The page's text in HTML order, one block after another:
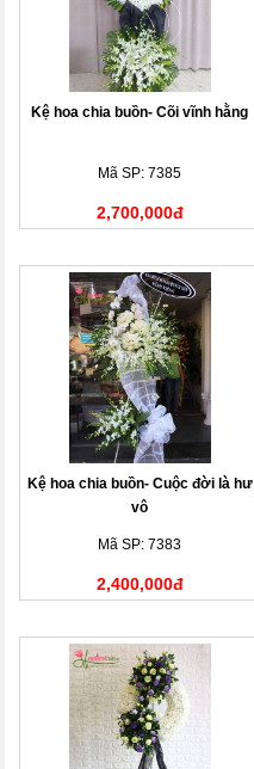
Kệ hoa chia buồn- Cõi vĩnh hằng
Mã SP: 7385
2,700,000đ
Kệ hoa chia buồn- Cuộc đời là hư
vô
Mã SP: 7383
2,400,000đ